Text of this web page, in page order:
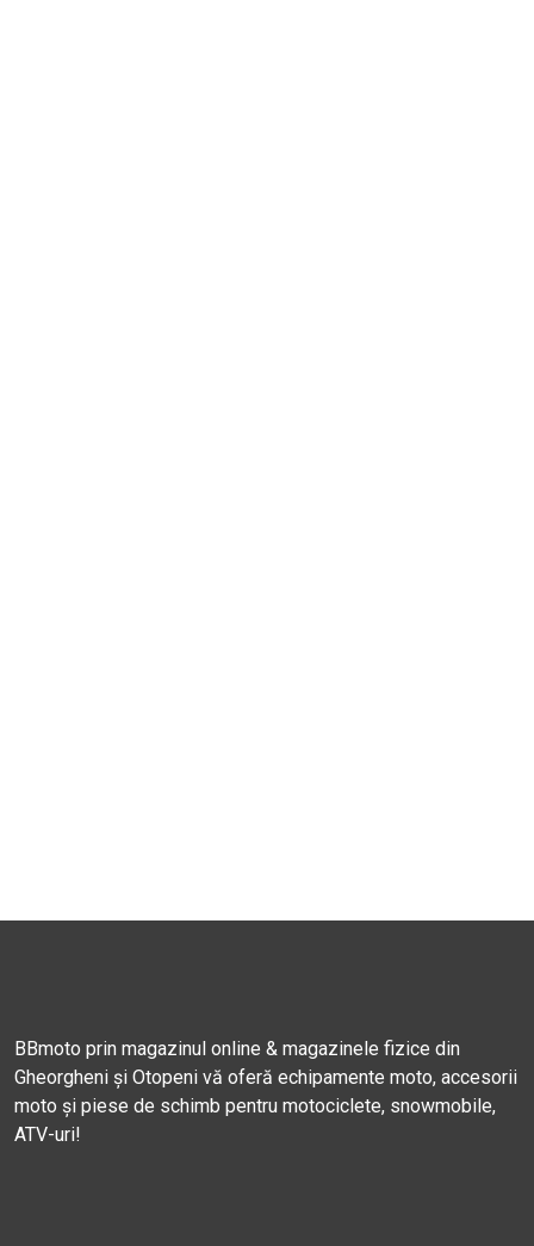
BBmoto prin magazinul online & magazinele fizice din
Gheorgheni și Otopeni vă oferă echipamente moto, accesorii
moto și piese de schimb pentru motociclete, snowmobile,
ATV-uri!